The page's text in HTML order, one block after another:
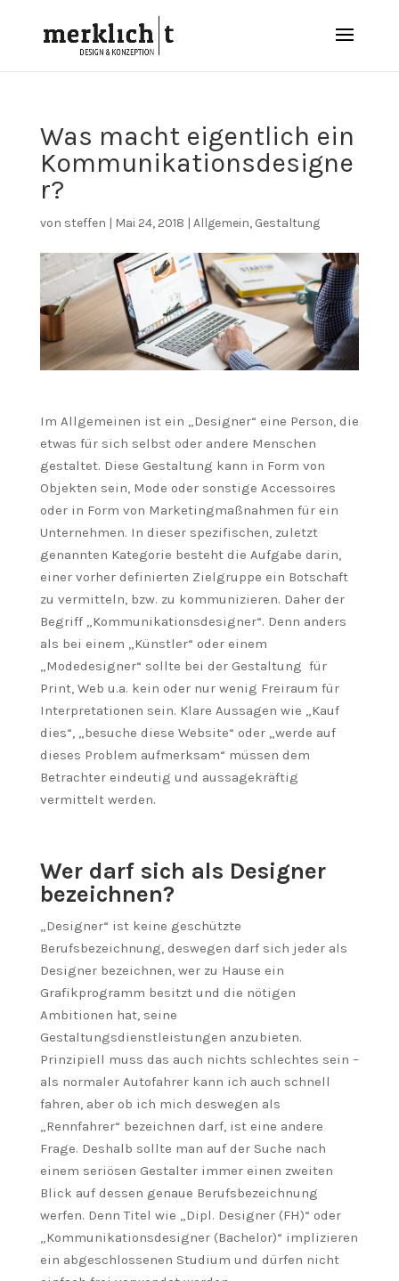
Was macht eigentlich ein
Kommunikationsdesigne
r?
von steffen | Mai 24, 2018 | Allgemein, Gestaltung
Im Allgemeinen ist ein „Designer“ eine Person, die
etwas für sich selbst oder andere Menschen
gestaltet. Diese Gestaltung kann in Form von
Objekten sein, Mode oder sonstige Accessoires
oder in Form von Marketingmaßnahmen für ein
Unternehmen. In dieser spezifischen, zuletzt
genannten Kategorie besteht die Aufgabe darin,
einer vorher definierten Zielgruppe ein Botschaft
zu vermitteln, bzw. zu kommunizieren. Daher der
Begriff „Kommunikationsdesigner“. Denn anders
als bei einem „Künstler“ oder einem
„Modedesigner“ sollte bei der Gestaltung für
Print, Web u.a. kein oder nur wenig Freiraum für
Interpretationen sein. Klare Aussagen wie „Kauf
dies“, „besuche diese Website“ oder „werde auf
dieses Problem aufmerksam“ müssen dem
Betrachter eindeutig und aussagekräftig
vermittelt werden.
Wer darf sich als Designer
bezeichnen?
„Designer“ ist keine geschützte
Berufsbezeichnung, deswegen darf sich jeder als
Designer bezeichnen, wer zu Hause ein
Grafikprogramm besitzt und die nötigen
Ambitionen hat, seine
Gestaltungsdienstleistungen anzubieten.
Prinzipiell muss das auch nichts schlechtes sein –
als normaler Autofahrer kann ich auch schnell
fahren, aber ob ich mich deswegen als
„Rennfahrer“ bezeichnen darf, ist eine andere
Frage. Deshalb sollte man auf der Suche nach
einem seriösen Gestalter immer einen zweiten
Blick auf dessen genaue Berufsbezeichnung
werfen. Denn Titel wie „Dipl. Designer (FH)“ oder
„Kommunikationsdesigner (Bachelor)“ implizieren
ein abgeschlossenen Studium und dürfen nicht